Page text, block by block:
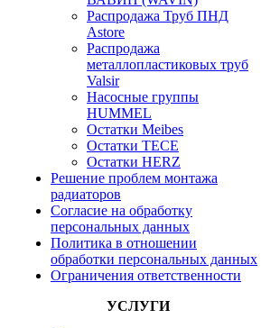
Распродажа Труб ПНД
Astore
Распродажа
металлопластиковых труб
Valsir
Насосные группы
HUMMEL
Остатки Meibes
Остатки ТЕСЕ
Остатки HERZ
Решение проблем монтажа
радиаторов
Согласие на обработку
персональных данных
Политика в отношении
обработки персональных данных
Ограничения ответственности
УСЛУГИ